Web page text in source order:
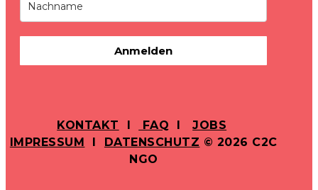
Anmelden
KONTAKT I FAQ IJOBS
IMPRESSUM I DATENSCHUTZ © 2026 C2C
NGO